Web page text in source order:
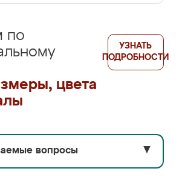
по
цвета
УЗНАТЬ
ПОДРОБНОСТИ
вопросы ▼